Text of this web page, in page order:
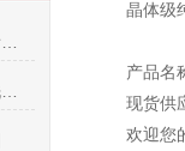
晶体级
产品名
现货供
欢迎